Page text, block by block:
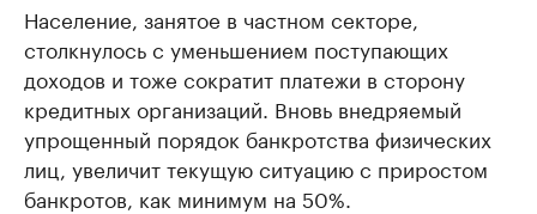
Население, занятое в частном секторе,
столкнулось с уменьшением поступающих
доходов и тоже сократит платежи в сторону
кредитных организаций. Вновь внедряемый
упрощенный порядок банкротства физических
лиц, увеличит текущую ситуацию с приростом
банкротов, как минимум на 50%.